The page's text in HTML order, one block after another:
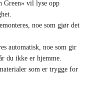
Green» vil lyse opp
noe som gjør det
automatisk, noe som gir
du ikke er hjemme.
som er trygge for